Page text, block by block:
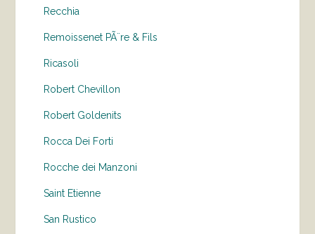
Recchia
Remoissenet PÃ¨re & Fils
Ricasoli
Robert Chevillon
Robert Goldenits
Rocca Dei Forti
Rocche dei Manzoni
Saint Etienne
San Rustico